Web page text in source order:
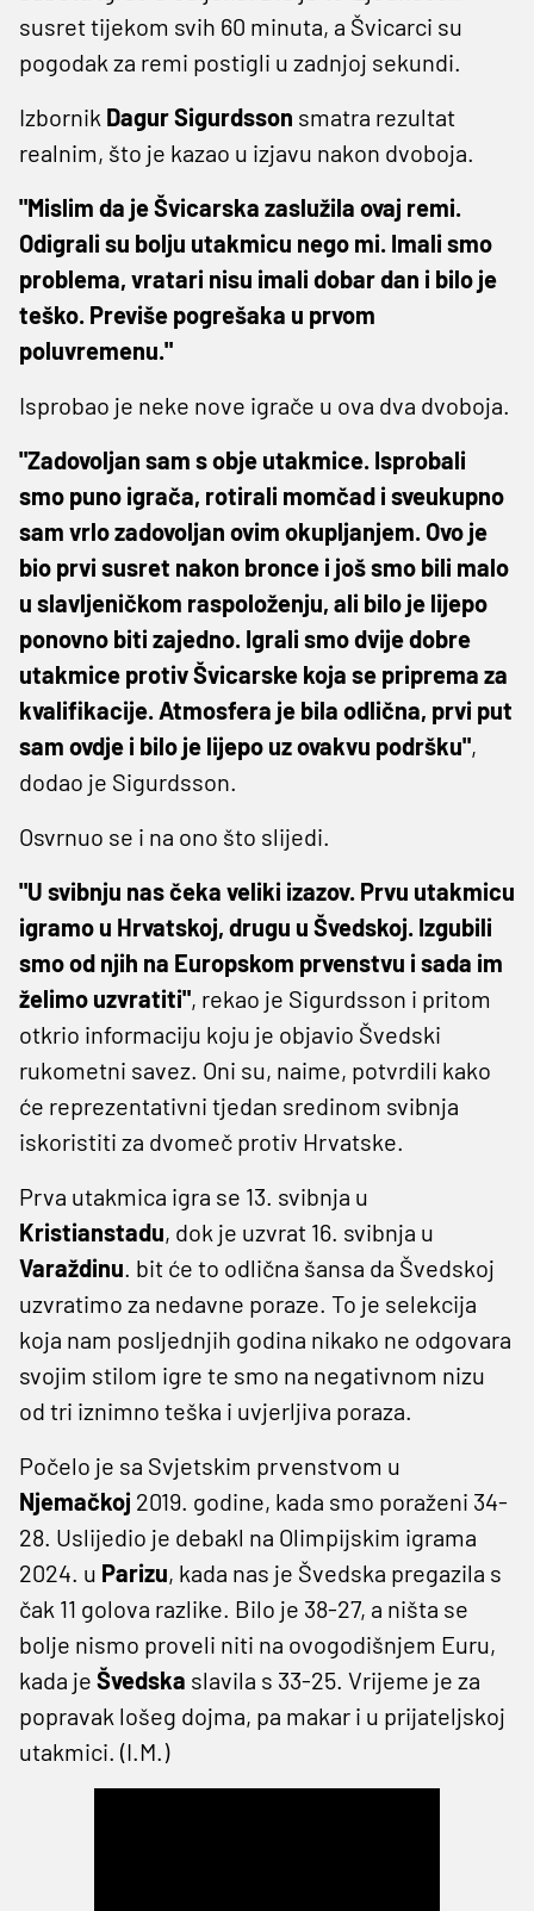
susret tijekom svih 60 minuta, a Švicarci su
pogodak za remi postigli u zadnjoj sekundi.
Izbornik Dagur Sigurdsson smatra rezultat
realnim, što je kazao u izjavu nakon dvoboja.
"Mislim da je Švicarska zaslužila ovaj remi.
Odigrali su bolju utakmicu nego mi. Imali smo
problema, vratari nisu imali dobar dan i bilo je
teško. Previše pogrešaka u prvom
poluvremenu."
Isprobao je neke nove igrače u ova dva dvoboja.
"Zadovoljan sam s obje utakmice. Isprobali
smo puno igrača, rotirali momčad i sveukupno
sam vrlo zadovoljan ovim okupljanjem. Ovo je
bio prvi susret nakon bronce i još smo bili malo
u slavljeničkom raspoloženju, ali bilo je lijepo
ponovno biti zajedno. Igrali smo dvije dobre
utakmice protiv Švicarske koja se priprema za
kvalifikacije. Atmosfera je bila odlična, prvi put
sam ovdje i bilo je lijepo uz ovakvu podršku",
dodao je Sigurdsson.
Osvrnuo se i na ono što slijedi.
"U svibnju nas čeka veliki izazov. Prvu utakmicu
igramo u Hrvatskoj, drugu u Švedskoj. Izgubili
smo od njih na Europskom prvenstvu i sada im
želimo uzvratiti", rekao je Sigurdsson i pritom
otkrio informaciju koju je objavio Švedski
rukometni savez. Oni su, naime, potvrdili kako
će reprezentativni tjedan sredinom svibnja
iskoristiti za dvomeč protiv Hrvatske.
Prva utakmica igra se 13. svibnja u
Kristianstadu, dok je uzvrat 16. svibnja u
Varaždinu. bit će to odlična šansa da Švedskoj
uzvratimo za nedavne poraze. To je selekcija
koja nam posljednjih godina nikako ne odgovara
svojim stilom igre te smo na negativnom nizu
od tri iznimno teška i uvjerljiva poraza.
Počelo je sa Svjetskim prvenstvom u
Njemačkoj 2019. godine, kada smo poraženi 34-
28. Uslijedio je debakl na Olimpijskim igrama
2024. u Parizu, kada nas je Švedska pregazila s
čak 11 golova razlike. Bilo je 38-27, a ništa se
bolje nismo proveli niti na ovogodišnjem Euru,
kada je Švedska slavila s 33-25. Vrijeme je za
popravak lošeg dojma, pa makar i u prijateljskoj
utakmici. (I.M.)